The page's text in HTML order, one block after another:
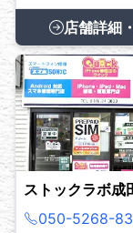
店舗詳細
ストックラボ成
050-5268-